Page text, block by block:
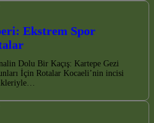
Ekstrem Spor
Dolu Bir Kaçış: Kartepe Gezi
İçin Rotalar Kocaeli’nin incisi